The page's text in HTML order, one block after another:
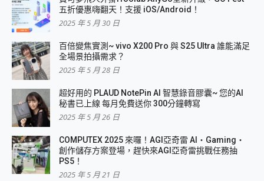
五折優惠嗨翻天！支援 iOS/Android！
2025 年 5 月 30 日
百倍變焦實測~ vivo X200 Pro 與 S25 Ultra 誰能滿足
全場景拍攝需求？
2025 年 5 月 28 日
超好用的 PLAUD NotePin AI 智慧錄音膠囊~ 您的AI
秘書已上線 每月免費送你 300分鐘轉寫
2025 年 5 月 26 日
COMPUTEX 2025 來囉！AGI亞奇雷 AI・Gaming・
創作儲存方案登場，趕快來AGI亞奇雷挑戰任務抽
PS5！
2025 年 5 月 21 日